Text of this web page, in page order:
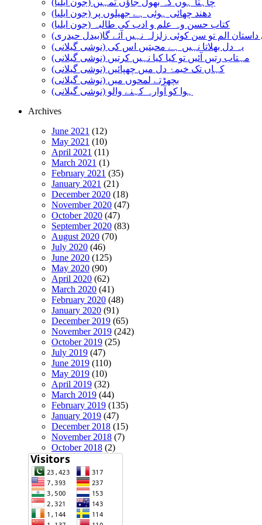
چاہتا ہوں کہ بھول جاؤں تمہیں (جون ایلیا)
دھند چھائی ہوئی ہے جھیلوں پر (جون ایلیا)
کتاب حسن وہ علم و ادب کی طالبہ (جون ایلیا)
الم تو سن کوئی زلزلہ نہیں آئے گا(بیدل حیدری)
یہ دل بھلاتا نہیں ہے محبتیں اس کی (نوشی گیلانی)
مہتاب رتیں آئیں تو کیا کیا نہیں کرتیں (نوشی گیلانی)
کہاں تک خیمۂ دل میں چھپائیں (نوشی گیلانی)
بچھڑتے لمحوں میں (نوشی گیلانی)
ہوا کو آوارہ کہنے والو (نوشی گیلانی)
Archives
June 2021 (12)
May 2021 (10)
April 2021 (11)
March 2021 (1)
February 2021 (35)
January 2021 (21)
December 2020 (18)
November 2020 (47)
October 2020 (47)
September 2020 (83)
August 2020 (70)
July 2020 (46)
June 2020 (125)
May 2020 (90)
April 2020 (62)
March 2020 (41)
February 2020 (48)
January 2020 (91)
December 2019 (65)
November 2019 (242)
October 2019 (25)
July 2019 (47)
June 2019 (110)
May 2019 (10)
April 2019 (32)
March 2019 (44)
February 2019 (135)
January 2019 (47)
December 2018 (15)
November 2018 (7)
October 2018 (2)